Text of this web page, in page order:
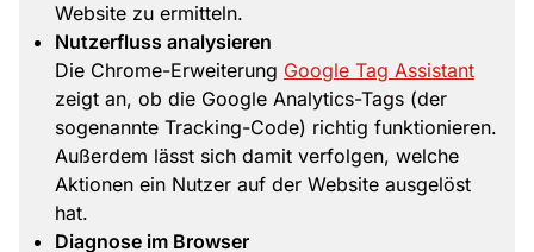
Website zu ermitteln.
Nutzerfluss analysieren
Die Chrome-Erweiterung Google Tag Assistant
zeigt an, ob die Google Analytics-Tags (der
sogenannte Tracking-Code) richtig funktionieren.
Außerdem lässt sich damit verfolgen, welche
Aktionen ein Nutzer auf der Website ausgelöst
hat.
Diagnose im Browser